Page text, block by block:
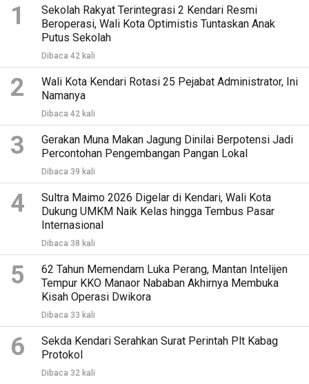
1
Sekolah Rakyat Terintegrasi 2 Kendari Resmi
Beroperasi, Wali Kota Optimistis Tuntaskan Anak
Putus Sekolah
Dibaca 42 kali
2
Wali Kota Kendari Rotasi 25 Pejabat Administrator, Ini
Namanya
Dibaca 42 kali
3
Gerakan Muna Makan Jagung Dinilai Berpotensi Jadi
Percontohan Pengembangan Pangan Lokal
Dibaca 39 kali
4
Sultra Maimo 2026 Digelar di Kendari, Wali Kota
Dukung UMKM Naik Kelas hingga Tembus Pasar
Internasional
Dibaca 38 kali
5
62 Tahun Memendam Luka Perang, Mantan Intelijen
Tempur KKO Manaor Nababan Akhirnya Membuka
Kisah Operasi Dwikora
Dibaca 33 kali
6
Sekda Kendari Serahkan Surat Perintah Plt Kabag
Protokol
Dibaca 32 kali